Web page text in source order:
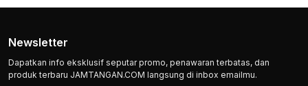
Newsletter
Dapatkan info eksklusif seputar promo, penawaran terbatas, dan
produk terbaru JAMTANGAN.COM langsung di inbox emailmu.